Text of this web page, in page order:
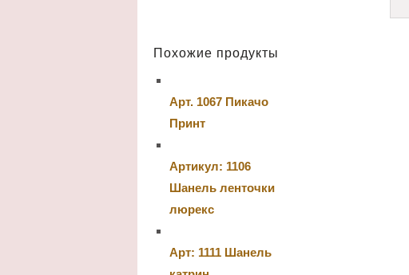
Похожие продукты
Арт. 1067 Пикачо
Принт
Артикул: 1106
Шанель ленточки
люрекс
Арт: 1111 Шанель